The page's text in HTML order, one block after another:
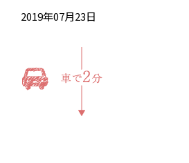
2019年07月23日